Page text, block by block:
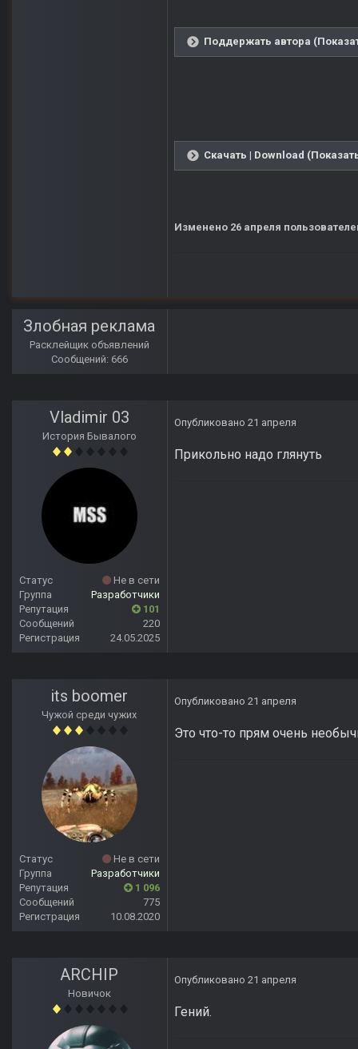
Поддержать автора
Скачать | Download
Изменено 26 апреля
Злобная реклама
Расклейщик объявлений
Сообщений: 666
Vladimir 03
История Бывалого
Статус
Не в сети
Группа
Разработчики
Репутация
101
Сообщений
220
Регистрация
24.05.2025
Опубликовано 21 апреля
Прикольно надо глянуть
its boomer
Чужой среди чужих
Статус
Не в сети
Группа
Разработчики
Репутация
1 096
Сообщений
775
Регистрация
10.08.2020
Опубликовано 21 апреля
Это что-то прям очень
ARCHIP
Новичок
Опубликовано 21 апреля
Гений.